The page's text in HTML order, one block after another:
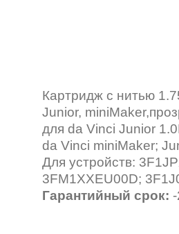
Картридж с нитью
Junior,
для da Vinci Junior
da Vinci miniMaker;
Для устройств:
3FM1XXEU00D;
Гарантийный срок: